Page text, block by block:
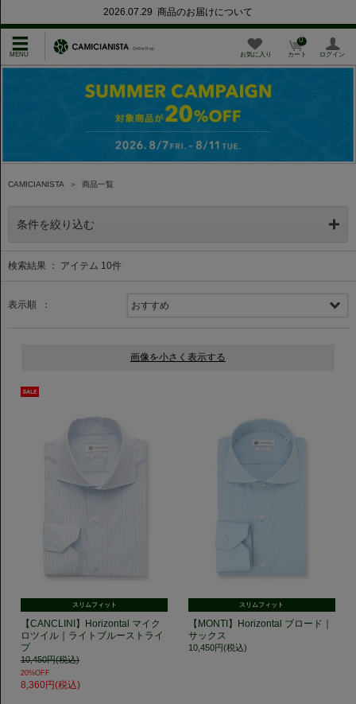
2026.07.29 商品のお届けについて
お気に入り カート
0
ログイン
CAMICIANISTA ＞ 商品一覧
条件を絞り込む
検索結果 ： アイテム 10件
表示順 ：
スリムフィット
【CANCLINI】Horizontal マイク
ロツイル｜ライトブルーストライ
プ
10,450円(税込)
20%OFF
8,360円(税込)
スリムフィット
【MONTI】Horizontal ブロード｜
サックス
10,450円(税込)